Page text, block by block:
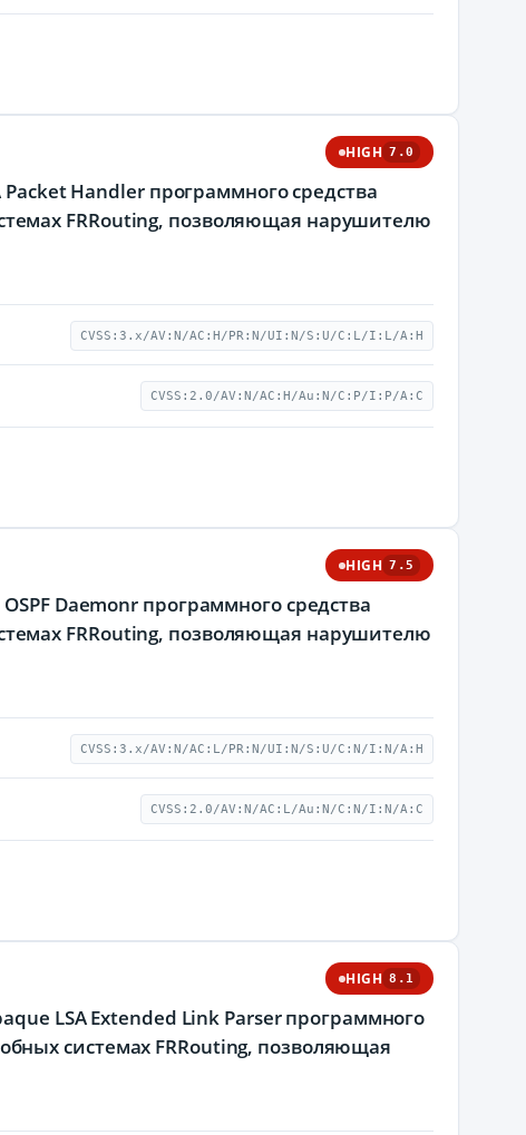
HIGH 7.0
Handler программного средства
FRRouting, позволяющая нарушителю
CVSS:3.x/AV:N/AC:H/PR:N/UI:N/S:U/C:L/I:L/A:H
CVSS:2.0/AV:N/AC:H/Au:N/C:P/I:P/A:C
HIGH 7.5
Daemonr программного средства
FRRouting, позволяющая нарушителю
CVSS:3.x/AV:N/AC:L/PR:N/UI:N/S:U/C:N/I:N/A:H
CVSS:2.0/AV:N/AC:L/Au:N/C:N/I:N/A:C
HIGH 8.1
LSA Extended Link Parser программного
системах FRRouting, позволяющая